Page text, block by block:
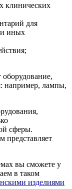
клинических
для
иных
например, лампы,
сферы.
представляет
вы сможете у
в таком
изделиями